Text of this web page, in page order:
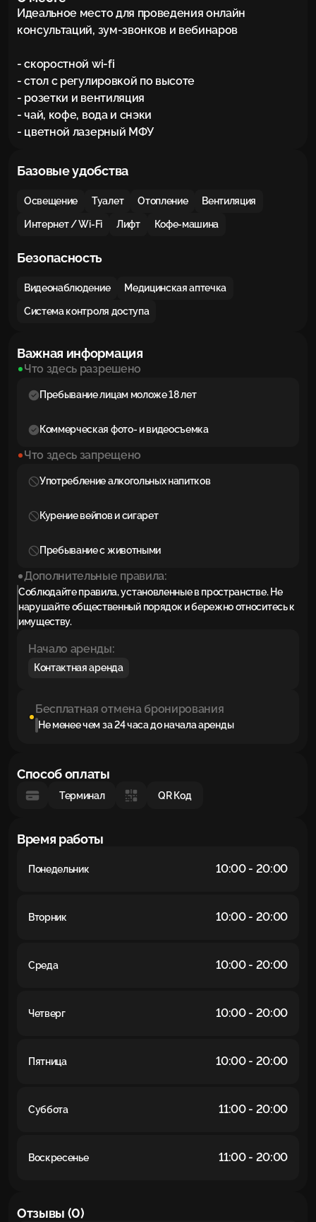
Идеальное место для проведения онлайн
консультаций, зум-звонков и вебинаров
- скоростной wi-fi
- стол с регулировкой по высоте
- розетки и вентиляция
- чай, кофе, вода и снэки
- цветной лазерный МФУ
Базовые удобства
Освещение Туалет Отопление Вентиляция
Интернет / Wi-Fi Лифт Кофе-машина
Безопасность
Видеонаблюдение Медицинская аптечка
Система контроля доступа
Важная информация
Что здесь разрешено
Пребывание лицам моложе 18 лет
Коммерческая фото- и видеосъемка
Что здесь запрещено
Употребление алкогольных напитков
Курение вейпов и сигарет
Пребывание с животными
Дополнительные правила:
Соблюдайте правила, установленные в пространстве. Не
нарушайте общественный порядок и бережно относитесь к
имуществу.
Начало аренды:
Контактная аренда
Бесплатная отмена бронирования
Не менее чем за 24 часа до начала аренды
Способ оплаты
Терминал QR Код
Время работы
Понедельник 10:00 - 20:00
Вторник 10:00 - 20:00
Среда 10:00 - 20:00
Четверг 10:00 - 20:00
Пятница 10:00 - 20:00
Суббота 11:00 - 20:00
Воскресенье 11:00 - 20:00
Отзывы (0)